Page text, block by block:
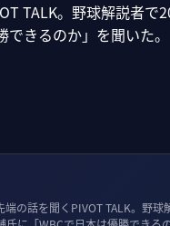
TALK。野球解説者で
きるのか」を聞いた。
の話を聞くPIVOT TALK。野球